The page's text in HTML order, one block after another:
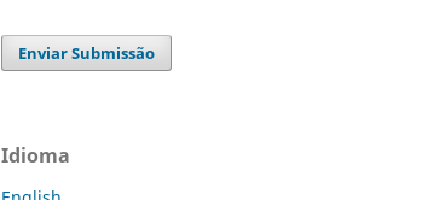
Enviar Submissão
Idioma